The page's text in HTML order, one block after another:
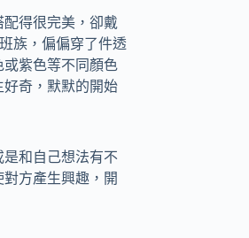
得很完美，卻戴
族，偏偏穿了件透
紫色等不同顏色
奇，默默的開始
和自己想法有不
方產生興趣，開